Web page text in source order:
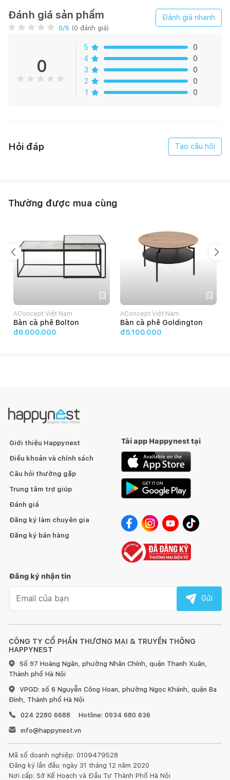
Đánh giá sản phẩm
0/5 (0 đánh giá)
Đánh giá nhanh
0
5
0
4
0
3
0
2
0
1
0
Hỏi đáp Tạo câu hỏi
Thường được mua cùng
AConcept Việt Nam
Bàn cà phê Bolton
đ6.000.000
AConcept Việt Nam
Bàn cà phê Goldington
đ5.100.000
CÔNG TY CỔ PHẦN THƯƠNG MẠI & TRUYỀN THÔNG
HAPPYNEST
Số 97 Hoàng Ngân, phường Nhân Chính, quận Thanh Xuân,
Thành phố Hà Nội
VPGD: số 6 Nguyễn Công Hoan, phường Ngọc Khánh, quận Ba
Đình, Thành phố Hà Nội
024 2280 6688
Hotline: 0934 680 636
info@happynest.vn
Mã số doanh nghiệp: 0109479528
Đăng ký lần đầu: ngày 31 tháng 12 năm 2020
Nơi cấp: Sở Kế Hoạch và Đầu Tư Thành Phố Hà Nội
Giới thiệu Happynest
Điều khoản và chính sách
Câu hỏi thường gặp
Trung tâm trợ giúp
Đánh giá
Đăng ký làm chuyên gia
Đăng ký bán hàng
Tải app Happynest tại
Đăng ký nhận tin
Gửi